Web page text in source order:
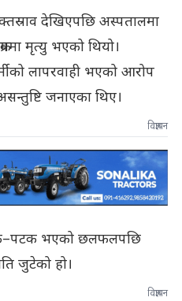
देखिएपछि अस्पतालमा
मृत्यु भएको थियो।
लापरवाही भएको आरोप
जनाएका थिए।
विज्ञापन
भएको छलफलपछि
जुटेको हो।
विज्ञापन